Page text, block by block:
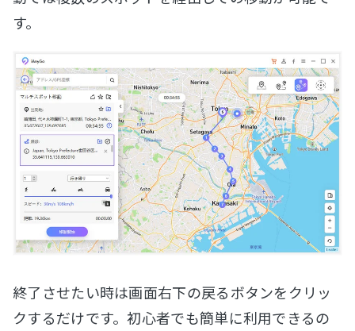
す。
終了させたい時は画面右下の戻るボタンをクリッ
クするだけです。初心者でも簡単に利用できるの